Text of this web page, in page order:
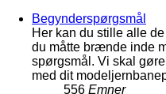
Begynderspørgsmål
Her kan du stille alle
du måtte brænde inde
spørgsmål. Vi skal
med dit
556 Emner